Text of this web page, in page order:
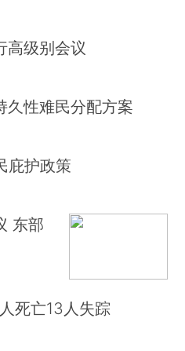
高级别会议
久性难民分配方案
庇护政策
东部
死亡13人失踪